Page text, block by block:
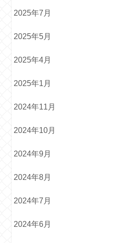
2025年7月
2025年5月
2025年4月
2025年1月
2024年11月
2024年10月
2024年9月
2024年8月
2024年7月
2024年6月